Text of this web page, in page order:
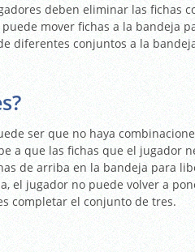
deben eliminar las fichas
mover fichas a la bandeja
diferentes conjuntos a la
ser que no haya
a que las fichas que el jugador
de arriba en la bandeja para
el jugador no puede volver a
completar el conjunto de tres.